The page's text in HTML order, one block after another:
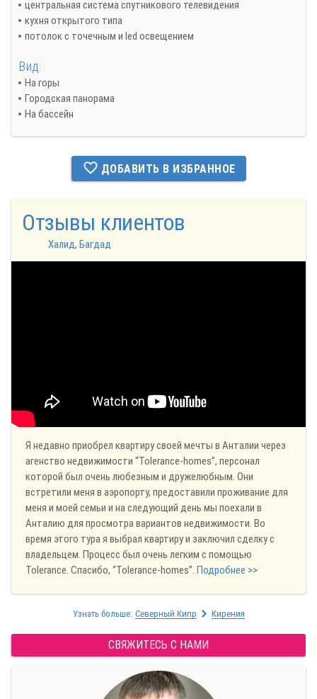
центральная система спутникового телевидения
кухня открытого типа
потолок с точечным и led освещением
Вид:
На горы
Городская панорама
На бассейн
ДОБАВИТЬ В ИЗБРАННОЕ
Отзывы клиентов
Халид, Багдад
Я недавно приобрел квартиру своей мечты в Анталии через
агенство недвижимости “Tolerance-homes”, персонал
которой был очень любезным и дружелюбным. Они
встретили меня в аэропорту, предоставили проживание для
меня и моей семьи и на следующий день мы поехали в
Анталию для просмотра вариантов недвижимости. Во
время этого тура я выбрал квартиру и заключил сделку с
владельцем. Процесс был очень легким с помощью
Tolerance. Спасибо, “Tolerance-homes”. Подробнее >>
Узнать больше: Северный Кипр Кирения
СВЯЖИТЕСЬ С НАМИ